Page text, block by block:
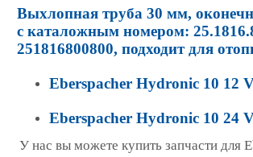
Выхлопная труба 30 мм,
с каталожным номером:
251816800800, подходит для
Eberspacher Hydronic 10 12
Eberspacher Hydronic 10 24
У нас вы можете купить запчасти для